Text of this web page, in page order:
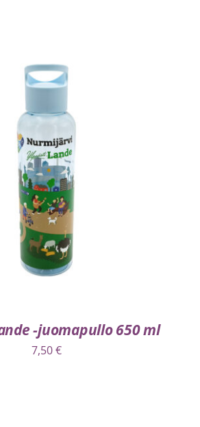
/
-juomapullo 650 ml
7,50€